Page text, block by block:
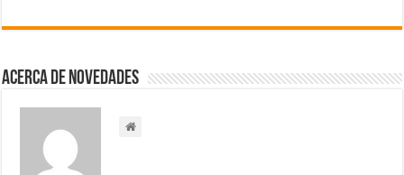
Acerca de NOVEDADES